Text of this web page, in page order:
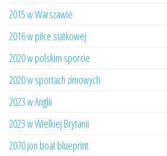
2015 w Warszawie
2016 w piłce siatkowej
2020 w polskim sporcie
2020 w sportach zimowych
2023 w Anglii
2023 w Wielkiej Brytanii
2070 jon boat blueprint